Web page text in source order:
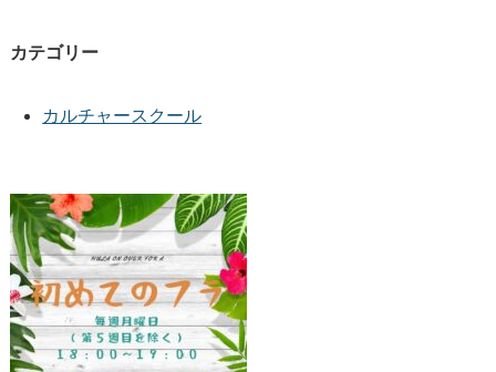
カテゴリー
カルチャースクール